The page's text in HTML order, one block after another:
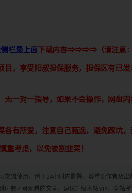
栏最上面 下载内容⇒⇒⇒⇒（请注意
目，享受阳叔担保服务，担保区有已发
一对一指导，如果不会操作，网盘
有所爱，注意自己甄选，避免踩坑，
重考虑，以免被割韭菜！
交流使用，请于24小时内删除，尊重原作者及
费才可观看的文章，建议升级本站VIP，全站所